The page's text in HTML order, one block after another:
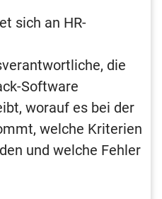
sich an HR-
die
Software
worauf es bei der
welche Kriterien
und welche Fehler